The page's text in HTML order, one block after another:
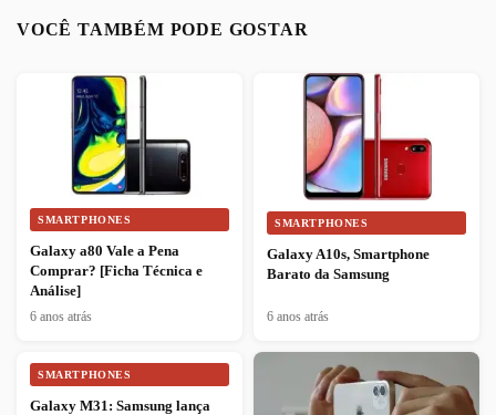
VOCÊ TAMBÉM PODE GOSTAR
SMARTPHONES
Galaxy a80 Vale a Pena
Comprar? [Ficha Técnica e
Análise]
6 anos atrás
SMARTPHONES
Galaxy A10s, Smartphone
Barato da Samsung
6 anos atrás
SMARTPHONES
Galaxy M31: Samsung lança